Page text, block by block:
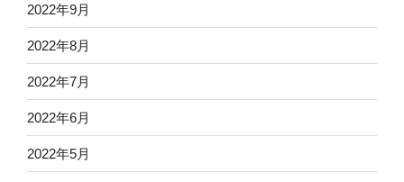
2022年9月
2022年8月
2022年7月
2022年6月
2022年5月